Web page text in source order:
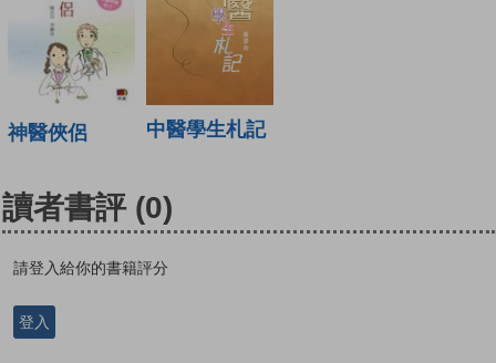
神醫俠侶 中醫學生札記
讀者書評 (0)
請登入給你的書籍評分
登入